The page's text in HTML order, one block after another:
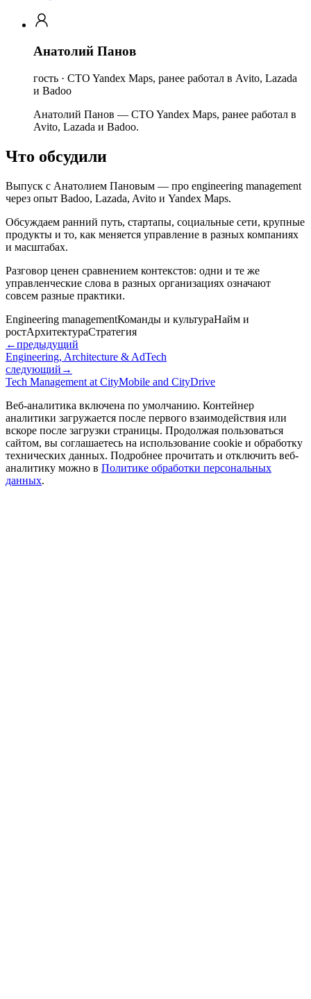
Анатолий Панов
гость · CTO Yandex Maps, ранее работал в Avito, Lazada
и Badoo
Анатолий Панов — CTO Yandex Maps, ранее работал в
Avito, Lazada и Badoo.
Что обсудили
Выпуск с Анатолием Пановым — про engineering management
через опыт Badoo, Lazada, Avito и Yandex Maps.
Обсуждаем ранний путь, стартапы, социальные сети, крупные
продукты и то, как меняется управление в разных компаниях
и масштабах.
Разговор ценен сравнением контекстов: одни и те же
управленческие слова в разных организациях означают
совсем разные практики.
Engineering managementКоманды и культураНайм и
ростАрхитектураСтратегия
←предыдущий
Engineering, Architecture & AdTech
следующий →
Tech Management at CityMobile and CityDrive
Веб-аналитика включена по умолчанию. Контейнер
аналитики загружается после первого взаимодействия или
вскоре после загрузки страницы. Продолжая пользоваться
сайтом, вы соглашаетесь на использование cookie и обработку
технических данных. Подробнее прочитать и отключить веб-
аналитику можно в Политике обработки персональных
данных.